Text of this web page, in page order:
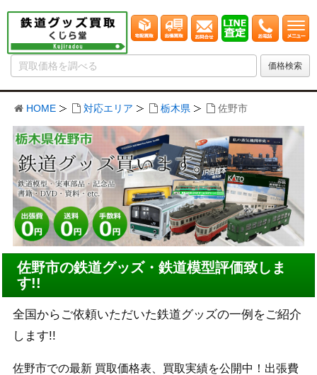
HOME 対応エリア 栃木県 佐野市
佐野市の鉄道グッズ・鉄道模型評価致しま
す!!
全国からご依頼いただいた鉄道グッズの一例をご紹介
します!!
佐野市での最新 買取価格表、買取実績を公開中！出張費